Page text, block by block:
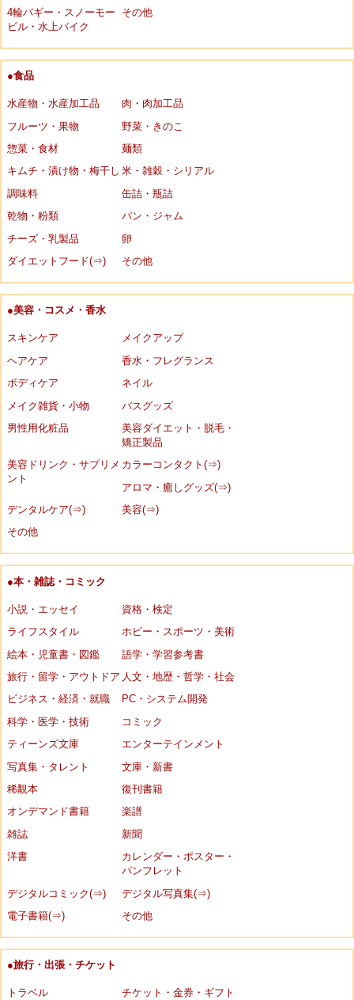
4輪バギー・スノーモー
ビル・水上バイク
その他
●食品
水産物・水産加工品
肉・肉加工品
フルーツ・果物
野菜・きのこ
惣菜・食材
麺類
キムチ・漬け物・梅干し 米・雑穀・シリアル
調味料
缶詰・瓶詰
乾物・粉類
パン・ジャム
チーズ・乳製品
卵
ダイエットフード(⇒)
その他
●美容・コスメ・香水
スキンケア
メイクアップ
ヘアケア
香水・フレグランス
ボディケア
ネイル
メイク雑貨・小物
バスグッズ
男性用化粧品
美容ダイエット・脱毛・
矯正製品
美容ドリンク・サプリメ
ント
カラーコンタクト(⇒)
アロマ・癒しグッズ(⇒)
デンタルケア(⇒)
美容(⇒)
その他
●本・雑誌・コミック
小説・エッセイ
資格・検定
ライフスタイル
ホビー・スポーツ・美術
絵本・児童書・図鑑
語学・学習参考書
旅行・留学・アウトドア 人文・地歴・哲学・社会
ビジネス・経済・就職
PC・システム開発
科学・医学・技術
コミック
ティーンズ文庫
エンターテインメント
写真集・タレント
文庫・新書
稀覯本
復刊書籍
オンデマンド書籍
楽譜
雑誌
新聞
洋書
カレンダー・ポスター・
パンフレット
デジタルコミック(⇒)
デジタル写真集(⇒)
電子書籍(⇒)
その他
●旅行・出張・チケット
トラベル
チケット・金券・ギフト